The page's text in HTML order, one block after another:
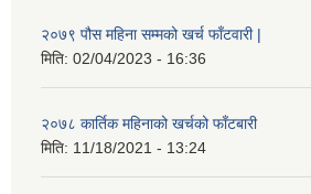
२०७९ पौस महिना सम्मको खर्च फाँटवारी |
मिति: 02/04/2023 - 16:36
२०७८ कार्तिक महिनाको खर्चको फाँटबारी
मिति: 11/18/2021 - 13:24